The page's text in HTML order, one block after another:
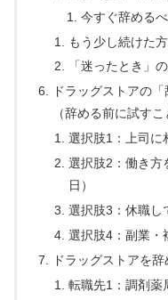
今すぐ辞める
もう少し続けた
「迷ったとき」
ドラッグストアの
（辞める前に試すこ
選択肢1：上司に
選択肢2：働き方
日）
選択肢3：休職し
選択肢4：副業・
ドラッグストアを
転職先1：調剤薬